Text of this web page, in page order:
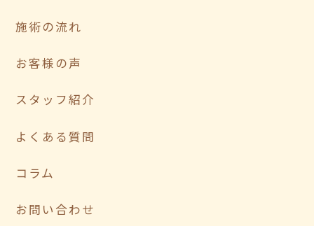
施術の流れ
お客様の声
スタッフ紹介
よくある質問
コラム
お問い合わせ